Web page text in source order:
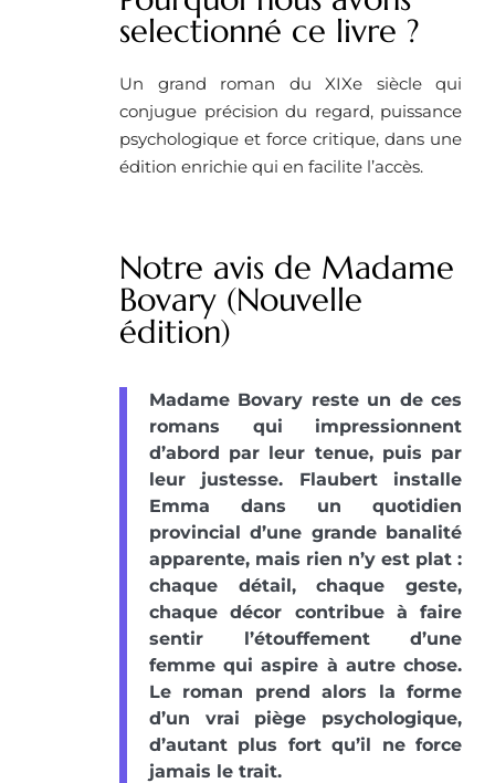
selectionné ce livre ?
Un grand roman du XIXe siècle qui
conjugue précision du regard, puissance
psychologique et force critique, dans une
édition enrichie qui en facilite l’accès.
Notre avis de Madame
Bovary (Nouvelle
édition)
Madame Bovary reste un de ces
romans qui impressionnent
d’abord par leur tenue, puis par
leur justesse. Flaubert installe
Emma dans un quotidien
provincial d’une grande banalité
apparente, mais rien n’y est plat :
chaque détail, chaque geste,
chaque décor contribue à faire
sentir l’étouffement d’une
femme qui aspire à autre chose.
Le roman prend alors la forme
d’un vrai piège psychologique,
d’autant plus fort qu’il ne force
jamais le trait.